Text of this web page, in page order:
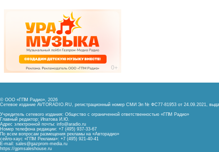
© ООО «ГПМ Радио», 2026
Сетевое издание AVTORADIO.RU, регистрационный номер СМИ Эл № ФС77-81953 от 24.09.2021,
Учредитель сетевого издания: Общество с ограниченной ответственностью «ГПМ Радио»
Главный редактор: Ипатова И.Ю.
Адрес электронной почты: info@aradio.ru
Номер телефона редакции: +7 (495) 937-33-67
По всем вопросам размещения рекламы на «Авторадио»
сейлз-хаус «ГПМ Реклама»: +7 (495) 921-40-41
E-mail: sales@gazprom-media.ru
https://gpmsaleshouse.ru